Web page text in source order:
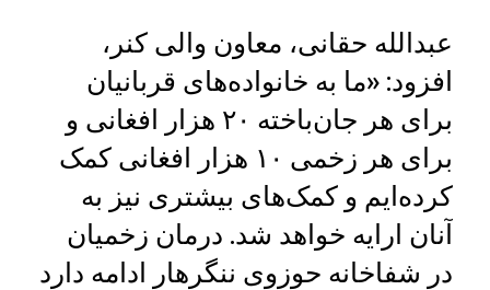
عبدالله حقانی، معاون والی کنر،
افزود: «ما به خانواده‌های قربانیان
برای هر جان‌باخته ۲۰ هزار افغانی و
برای هر زخمی ۱۰ هزار افغانی کمک
کرده‌ایم و کمک‌های بیشتری نیز به
آنان ارایه خواهد شد. درمان زخمیان
در شفاخانه حوزوی ننگرهار ادامه دارد